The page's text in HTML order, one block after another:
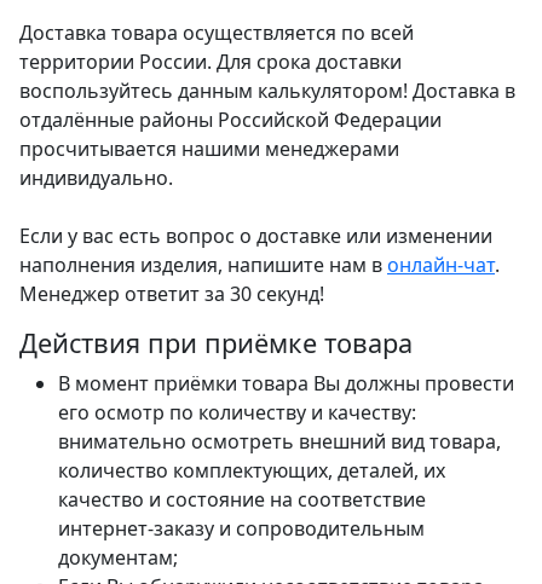
Доставка товара осуществляется по всей
территории России. Для срока доставки
воспользуйтесь данным калькулятором! Доставка в
отдалённые районы Российской Федерации
просчитывается нашими менеджерами
индивидуально.
Если у вас есть вопрос о доставке или изменении
наполнения изделия, напишите нам вонлайн-чат.
Менеджер ответит за 30 секунд!
Действия при приёмке товара
В момент приёмки товара Вы должны провести
его осмотр по количеству и качеству:
внимательно осмотреть внешний вид товара,
количество комплектующих, деталей, их
качество и состояние на соответствие
интернет-заказу и сопроводительным
документам;